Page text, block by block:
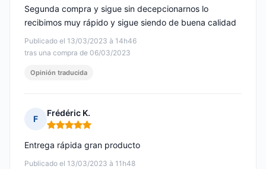
Publicado el 13/03/2023 à 14h46
tras una compra de 06/03/2023
Segunda compra y sigue sin decepcionarnos lo
recibimos muy rápido y sigue siendo de buena calidad
Opinión traducida
F
Frédéric K.
Nota: 5 de 5
Publicado el 13/03/2023 à 11h48
Entrega rápida gran producto